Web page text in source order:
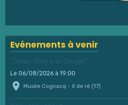
Evénements à venir
"Jean-Pierre le Berger"
Le 06/08/2026 à 19:00
Musée Cognacq - Il de ré (17)